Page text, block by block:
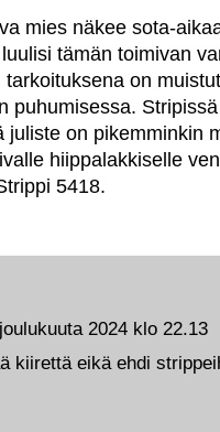
mies näkee sota-
tämän toimivan
on
puhumisessa.
juliste on pikemminkin
hiippalakkiselle
5418.
2024 klo 22.13
kiirettä eikä ehdi